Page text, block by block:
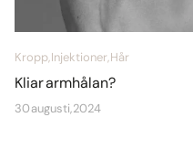
Kropp, Injektioner, Hår
Kliar armhålan?
30 augusti, 2024